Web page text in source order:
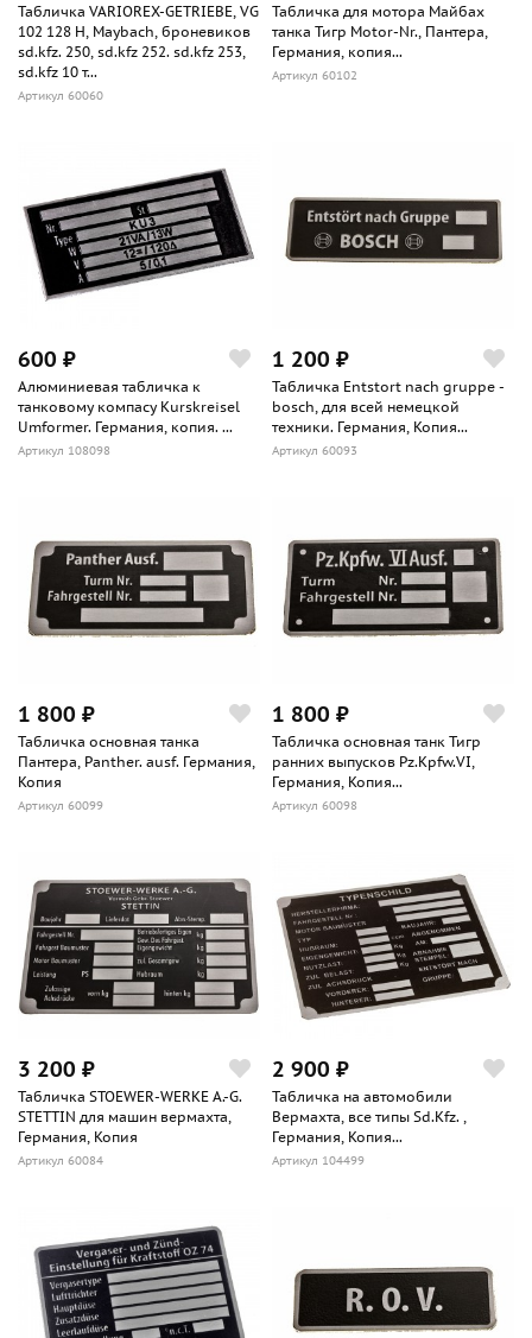
Табличка VARIOREX-GETRIEBE, VG
102 128 H, Maybach, броневиков
sd.kfz. 250, sd.kfz 252. sd.kfz 253,
sd.kfz 10 т...
Артикул 60060
Табличка для мотора Майбах
танка Тигр Motor-Nr., Пантера,
Германия, копия...
Артикул 60102
600 ₽
Алюминиевая табличка к
танковому компасу Kurskreisel
Umformer. Германия, копия. ...
Артикул 108098
1 200 ₽
Табличка Entstort nach gruppe -
bosch, для всей немецкой
техники. Германия, Копия...
Артикул 60093
1 800 ₽
Табличка основная танка
Пантера, Panther. ausf. Германия,
Копия
Артикул 60099
1 800 ₽
Табличка основная танк Тигр
ранних выпусков Pz.Kpfw.VI,
Германия, Копия...
Артикул 60098
3 200 ₽
Табличка STOEWER-WERKE A.-G.
STETTIN для машин вермахта,
Германия, Копия
Артикул 60084
2 900 ₽
Табличка на автомобили
Вермахта, все типы Sd.Kfz. ,
Германия, Копия...
Артикул 104499